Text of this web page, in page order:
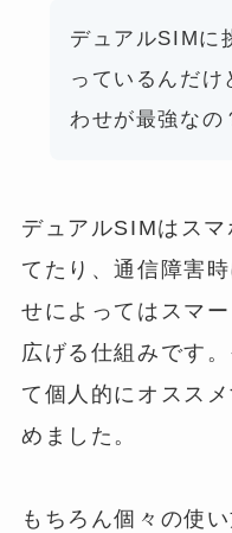
デュアルSIMに
っているんだけ
わせが最強なの
デュアルSIMはス
てたり、通信障害
せによってはスマ
広げる仕組みです
て 個人的にオスス
めました。
もちろん個々の使